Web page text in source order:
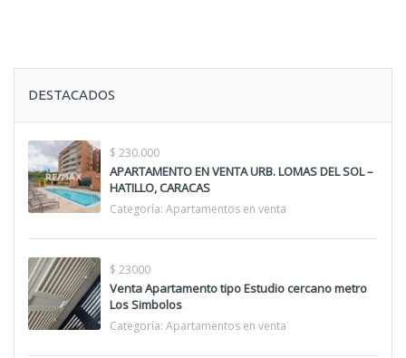
DESTACADOS
$ 230.000
APARTAMENTO EN VENTA URB. LOMAS DEL SOL –
HATILLO, CARACAS
Categoría: Apartamentos en venta
$ 23000
Venta Apartamento tipo Estudio cercano metro
Los Simbolos
Categoría: Apartamentos en venta